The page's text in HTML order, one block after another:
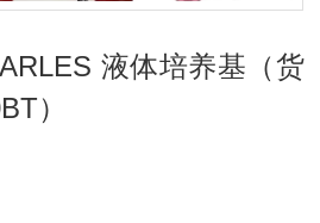
液体培养基（货
）